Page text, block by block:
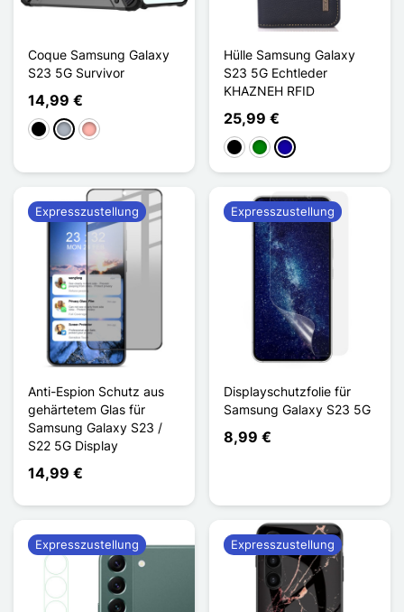
Coque Samsung Galaxy
S23 5G Survivor
14,99 €
Schwarz
GrauRoségold
Hülle Samsung Galaxy
S23 5G Echtleder
KHAZNEH RFID
25,99 €
Schwarz
GrünDunkelblau
Anti-Espion Schutz aus
gehärtetem Glas für
Samsung Galaxy S23 /
S22 5G Display
14,99 €
Expresszustellung
Displayschutzfolie für
Samsung Galaxy S23 5G
8,99 €
Expresszustellung
Expresszustellung Expresszustellung